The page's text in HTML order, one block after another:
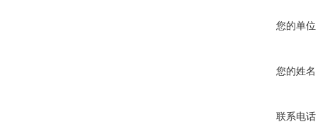
您的单位
您的姓名
联系电话